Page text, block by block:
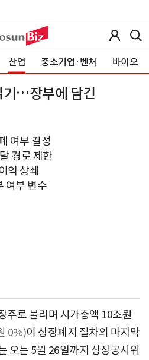
산업 중소기업·벤처 바이오
기…장부에 담긴
여부 결정
경로 제한
익 상쇄
여부 변수
주로 불리며 시가총액 10조원
0%)이 상장폐지 절차의 마지막
오는 5월 26일까지 상장공시위